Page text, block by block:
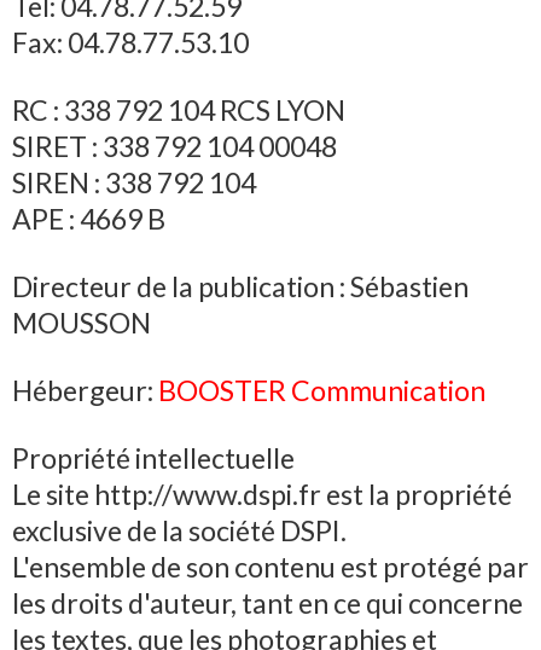
Fax: 04.78.77.53.10
RC : 338 792 104 RCS LYON
SIRET : 338 792 104 00048
SIREN : 338 792 104
APE : 4669 B
Directeur de la publication : Sébastien
MOUSSON
Hébergeur: BOOSTER Communication
Propriété intellectuelle
Le site http://www.dspi.fr est la propriété
exclusive de la société DSPI.
L'ensemble de son contenu est protégé par
les droits d'auteur, tant en ce qui concerne
les textes, que les photographies et